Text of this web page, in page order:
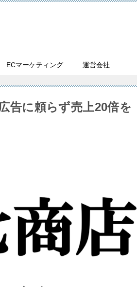
ECマーケティング 運営会社
告に頼らず売上20倍を